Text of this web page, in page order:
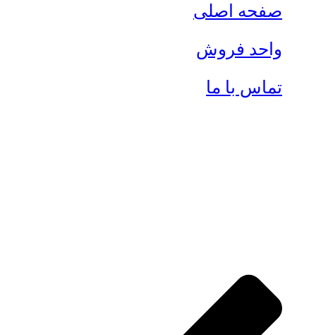
صفحه اصلی
واحد فروش
تماس با ما